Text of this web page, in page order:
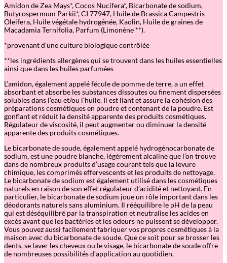
r
e
m
e
R
o
c
k
-
A
-
H
u
l
a
–
G
r
e
n
a
d
e
e
t
B
e
r
g
a
Amidon de Zea Mays*, Cocos Nucifera*, Bicarbonate de sodium,
Butyrospermum Parkii*, CI 77947, Huile de Brassica Campestris
Oleifera, Huile végétale hydrogénée, Kaolin, Huile de graines de
Macadamia Ternifolia, Parfum (Limonène **).
*provenant d’une culture biologique contrôlée
**les ingrédients allergènes qui se trouvent dans les huiles essentielles
ainsi que dans les huiles parfumées
L’amidon, également appelé fécule de pomme de terre, a un effet
absorbant et absorbe les substances dissoutes ou finement dispersées
solubles dans l’eau et/ou l’huile. Il est liant et assure la cohésion des
préparations cosmétiques en poudre et contenant de la poudre. Est
gonflant et réduit la densité apparente des produits cosmétiques.
Régulateur de viscosité, il peut augmenter ou diminuer la densité
apparente des produits cosmétiques.
Le bicarbonate de soude, également appelé hydrogénocarbonate de
sodium, est une poudre blanche, légèrement alcaline que l’on trouve
dans de nombreux produits d’usage courant tels que la levure
chimique, les comprimés effervescents et les produits de nettoyage.
Le bicarbonate de sodium est également utilisé dans les cosmétiques
naturels en raison de son effet régulateur d’acidité et nettoyant. En
particulier, le bicarbonate de sodium joue un rôle important dans les
déodorants naturels sans aluminium. Il rééquilibre le pH de la peau
qui est déséquilibré par la transpiration et neutralise les acides en
excès avant que les bactéries et les odeurs ne puissent se développer.
Vous pouvez aussi facilement fabriquer vos propres cosmétiques à la
maison avec du bicarbonate de soude. Que ce soit pour se brosser les
dents, se laver les cheveux ou le visage, le bicarbonate de soude offre
de nombreuses possibilités d’application au quotidien.